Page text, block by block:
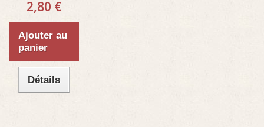
2,80 €
Ajouter au
panier
Détails